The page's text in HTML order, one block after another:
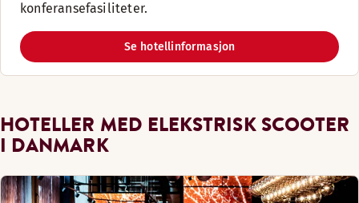
konferansefasiliteter.
Se hotellinformasjon
HOTELLER MED ELEKSTRISK SCOOTER
I DANMARK